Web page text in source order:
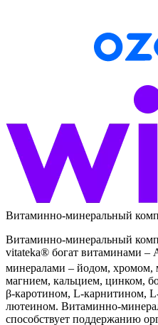
Витаминно-минеральный
Витаминно-минеральный
vitateka® богат витаминами
минералами – йодом, хромом,
магнием, кальцием, цинком,
β-каротином, L-карнитином,
лютеином. Витаминно-
способствует поддержанию